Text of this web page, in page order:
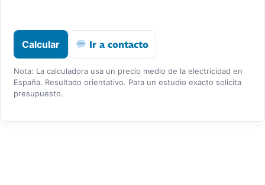
Calcular Ir a contacto
Nota: La calculadora usa un precio medio de la electricidad en
España. Resultado orientativo. Para un estudio exacto solicita
presupuesto.